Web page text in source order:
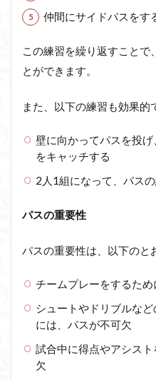
仲間にサイドパスをす
この練習を繰り返すことで
とができます。
また、以下の練習も効果的
壁に向かってパスを投
をキャッチする
2人1組になって、パス
パスの重要性
パスの重要性は、以下のと
チームプレーをするた
シュートやドリブルな
には、パスが不可欠
試合中に得点やアシス
欠